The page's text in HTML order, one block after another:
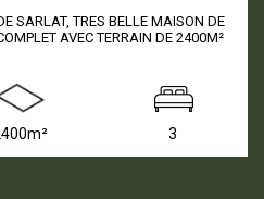
SARLAT, TRES BELLE MAISON DE
AVEC TERRAIN DE 2400M²
3